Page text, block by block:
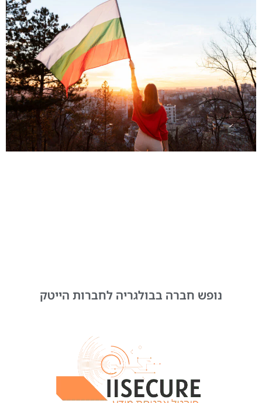
נופש חברה בבולגריה לחברות הייטק